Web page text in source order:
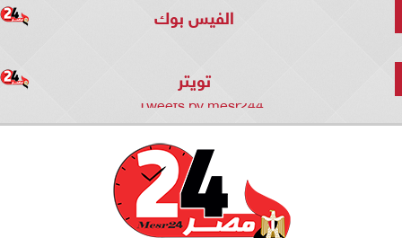
الفيس بوك
تويتر
Tweets by mesr244